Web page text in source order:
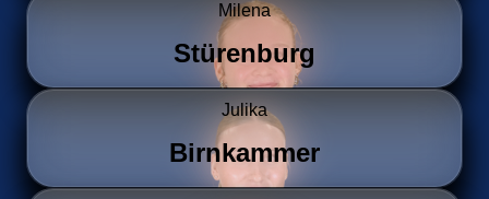
Milena
Stürenburg
Julika
Birnkammer